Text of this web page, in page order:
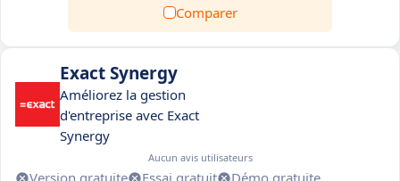
Comparer
Exact Synergy
Améliorez la gestion
d'entreprise avec Exact
Synergy
Aucun avis utilisateurs
Version gratuite Essai gratuit Démo gratuite